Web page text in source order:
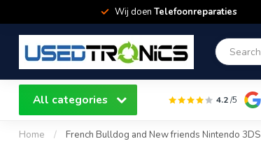
Wij doen Telefoonreparaties
All categories 4.2/5
Home / French Bulldog and New friends Nintendo 3DS